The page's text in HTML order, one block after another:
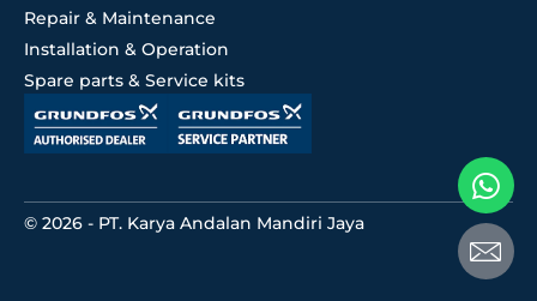
Repair & Maintenance
Installation & Operation
Spare parts & Service kits
© 2026 - PT. Karya Andalan Mandiri Jaya